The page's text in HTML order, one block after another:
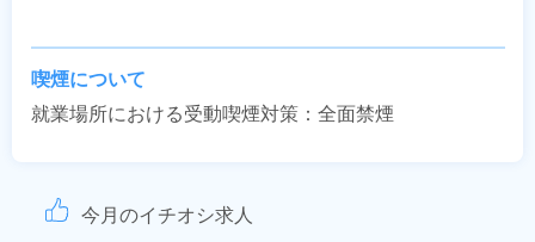
喫煙について
就業場所における受動喫煙対策：全面禁煙
今月のイチオシ求人